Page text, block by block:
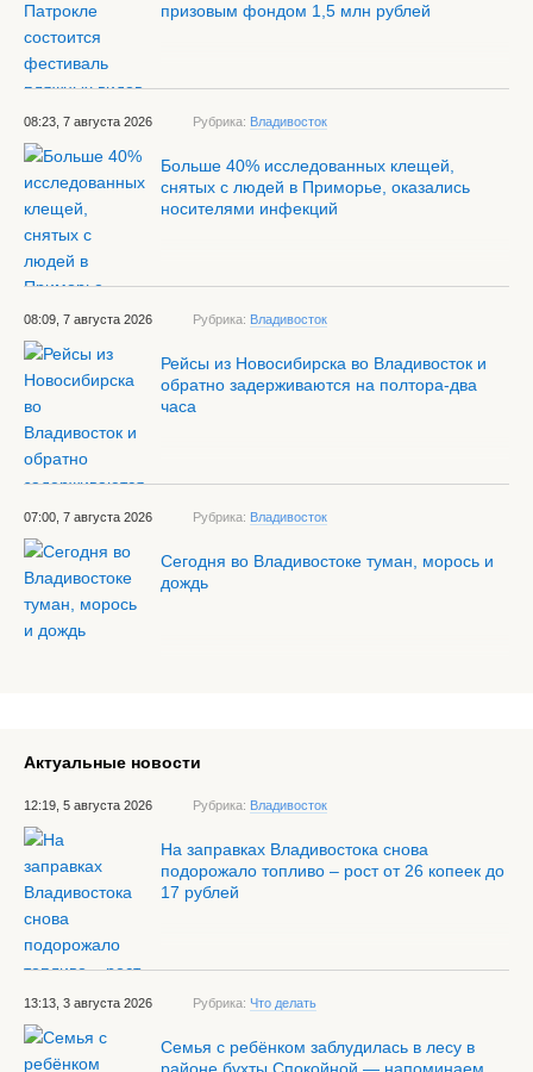
призовым фондом 1,5 млн рублей
08:23, 7 августа 2026 Рубрика: Владивосток
Больше 40% исследованных клещей,
снятых с людей в Приморье, оказались
носителями инфекций
08:09, 7 августа 2026 Рубрика: Владивосток
Рейсы из Новосибирска во Владивосток и
обратно задерживаются на полтора-два
часа
07:00, 7 августа 2026 Рубрика: Владивосток
Сегодня во Владивостоке туман, морось и
дождь
Актуальные новости
12:19, 5 августа 2026 Рубрика: Владивосток
На заправках Владивостока снова
подорожало топливо – рост от 26 копеек до
17 рублей
13:13, 3 августа 2026 Рубрика: Что делать
Семья с ребёнком заблудилась в лесу в